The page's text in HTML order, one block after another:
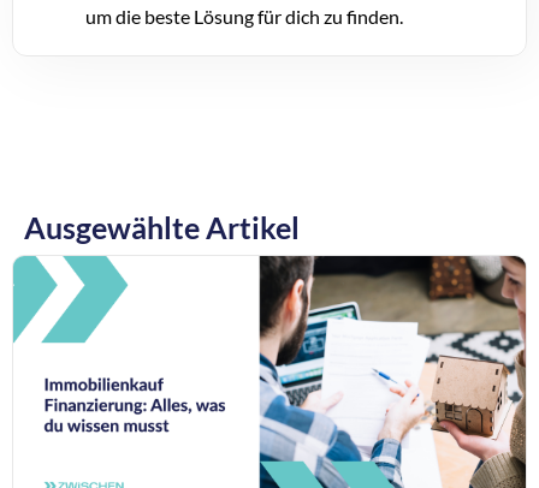
um die beste Lösung für dich zu finden.
Ausgewählte Artikel